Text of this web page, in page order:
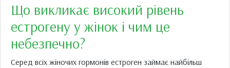
Що викликає високий рівень
естрогену у жінок і чим це
небезпечно?
Серед всіх жіночих гормонів естроген займає найбільш